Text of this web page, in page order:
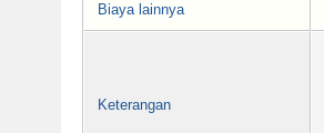
Biaya lainnya
Keterangan